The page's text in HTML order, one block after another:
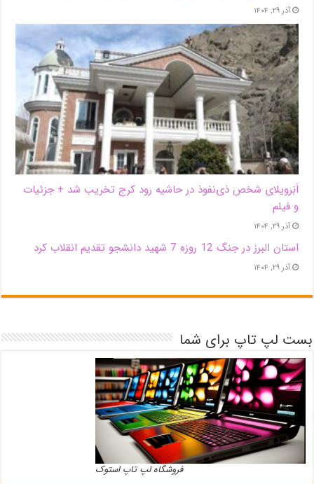
آذر ۲۹, ۱۴۰۴
اَبَر‌ویلای شخص ذی‌نفوذ در حاشیه‌ رود کرج تخریب شد + جزئیات
و فیلم
آذر ۲۹, ۱۴۰۴
استان البرز در جنگ 12 روزه 7 شهید دانشجو تقدیم انقلاب کرد
آذر ۲۹, ۱۴۰۴
بست لپ تاپ برای شما
فروشگاه لپ تاپ استوک